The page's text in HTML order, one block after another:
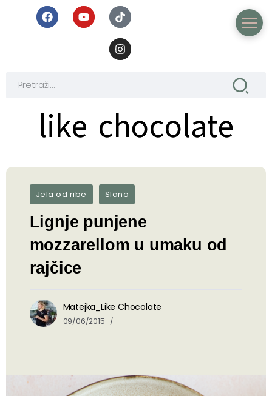
like chocolate
like chocolate
Jela od ribe Slano
Lignje punjene
mozzarellom u umaku od
rajčice
Matejka_Like Chocolate
09/06/2015